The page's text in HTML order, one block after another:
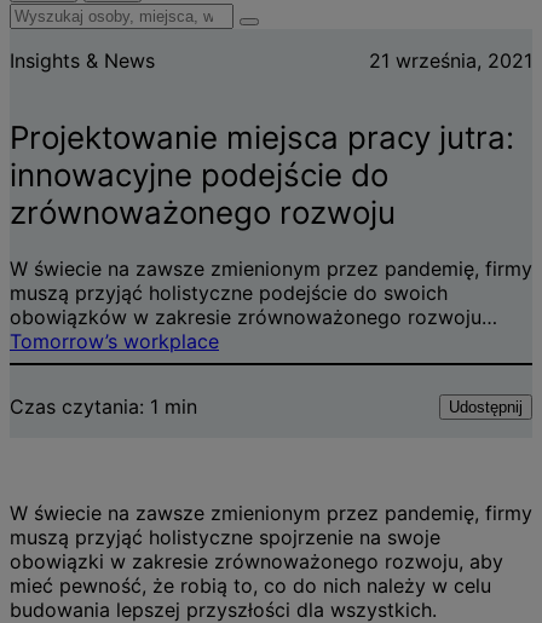
Wyszukaj
miejsca,
informacje
Insights & News 21 września, 2021
Projektowanie miejsca pracy jutra:
innowacyjne podejście do
zrównoważonego rozwoju
W świecie na zawsze zmienionym przez pandemię, firmy
muszą przyjąć holistyczne podejście do swoich
obowiązków w zakresie zrównoważonego rozwoju…
Tomorrow’s workplace
Czas czytania: 1 min Udostępnij
W świecie na zawsze zmienionym przez pandemię, firmy
muszą przyjąć holistyczne spojrzenie na swoje
obowiązki w zakresie zrównoważonego rozwoju, aby
mieć pewność, że robią to, co do nich należy w celu
budowania lepszej przyszłości dla wszystkich.